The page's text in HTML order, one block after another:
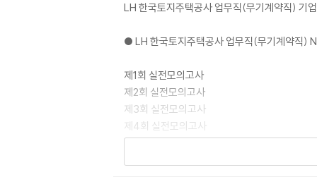
LH 한국토지주택공사 업무직(무기계약직) 기
● LH 한국토지주택공사 업무직(무기계약직)
제1회 실전모의고사
제2회 실전모의고사
제3회 실전모의고사
제4회 실전모의고사